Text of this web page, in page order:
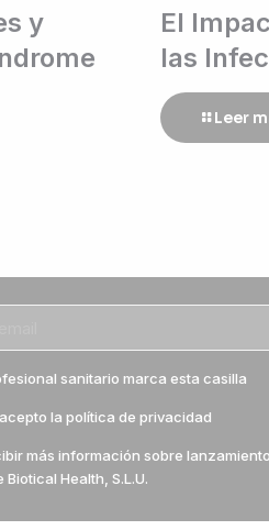
y
El
las
Leer
sanitario marca esta casilla
lapolítica de privacidad
más información sobre
Health, S.L.U.